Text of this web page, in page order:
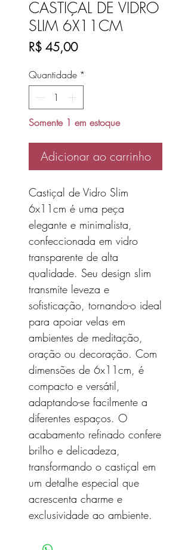
CASTIÇAL DE VIDRO
SLIM 6X11CM
R$ 45,00Preço
Quantidade *
Somente 1 em estoque
Adicionar ao carrinho
Castiçal de Vidro Slim
6x11cm é uma peça
elegante e minimalista,
confeccionada em vidro
transparente de alta
qualidade. Seu design slim
transmite leveza e
sofisticação, tornando-o ideal
para apoiar velas em
ambientes de meditação,
oração ou decoração. Com
dimensões de 6x11cm, é
compacto e versátil,
adaptando-se facilmente a
diferentes espaços. O
acabamento refinado confere
brilho e delicadeza,
transformando o castiçal em
um detalhe especial que
acrescenta charme e
exclusividade ao ambiente.